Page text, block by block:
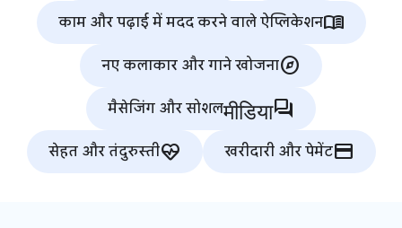
काम और पढ़ाई में मदद करने वाले ऐप्लिकेशनmenu_book
नए कलाकार और गाने खोजनाexplore
मैसेजिंग और सोशलमीडियाforum
सेहत और तंदुरुस्तीecg_heart खरीदारी और पेमेंटcredit_card